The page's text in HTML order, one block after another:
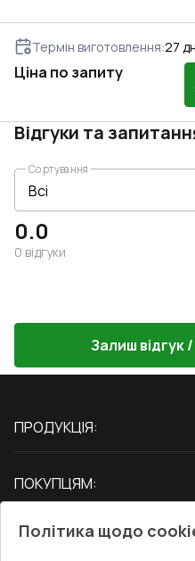
Термін виготовлення:27
Ціна по запиту
Відгуки та
0.0
0 відгуки
Сортування
Залиш відгук
ПРОДУКЦІЯ:
Двері
ПОКУПЦЯМ:
СЕРВІС ТА
Політика щодо